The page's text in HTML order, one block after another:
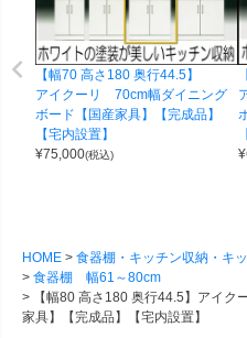
【幅70 高さ180 奥行44.5】
アイクーリ 70cm幅ダイニング
ボード【国産家具】【完成品】
【宅内設置】
¥75,000(税込)
¥
HOME
食器棚・キッチン収納・キ
食器棚 幅61～80cm
【幅80 高さ180 奥行44.5】アイ
家具】【完成品】【宅内設置】